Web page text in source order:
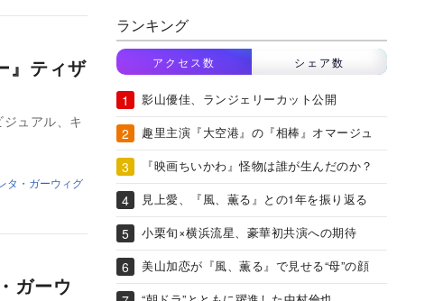
』ティザ
ュアル、キ
タ・ガーウィグ
ガーウ
ランキング
アクセス数 シェア数
影山優佳、ランジェリーカット公開
趣里主演『大空港』の『相棒』オマージュ
『映画ちいかわ』怪物は誰が生んだのか？
見上愛、『風、薫る』との1年を振り返る
小栗旬×横浜流星、豪華初共演への期待
美山加恋が『風、薫る』で見せる“母”の顔